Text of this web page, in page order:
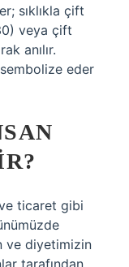
sıklıkla çift
veya çift
anılır.
eder
ve ticaret gibi
ve diyetimizin
tarafından